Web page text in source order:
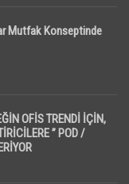
Mutfak Konseptinde
OFİS TRENDİ İÇİN,
” POD /